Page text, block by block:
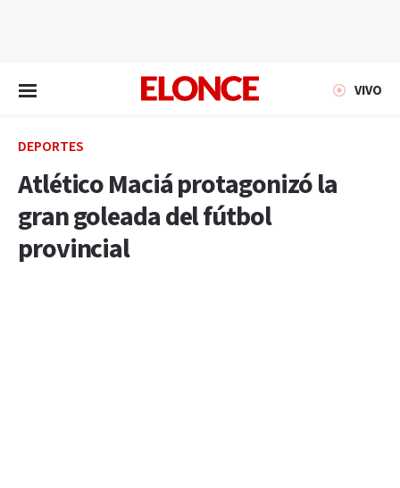
VIVO
DEPORTES
Atlético Maciá protagonizó la
gran goleada del fútbol
provincial